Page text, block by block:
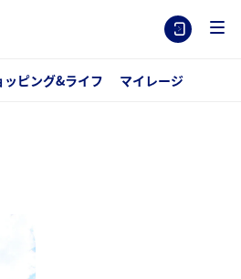
ッピング&ライフ マイレージ